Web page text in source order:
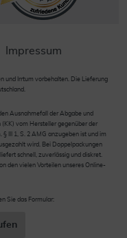
Impressum
und Irrtum vorbehalten. Die Lieferung
Ausnahmefall der Abgabe und
vom Hersteller gegenüber der
III 1, S. 2 AMG anzugeben ist und im
wird. Bei Doppelpackungen
schnell, zuverlässig und diskret.
den vielen Vorteilen unseres Online-
Sie das Formular: